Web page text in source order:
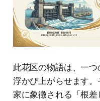
此花区の物語は、一
浮かび上がらせます
家に象徴される「根